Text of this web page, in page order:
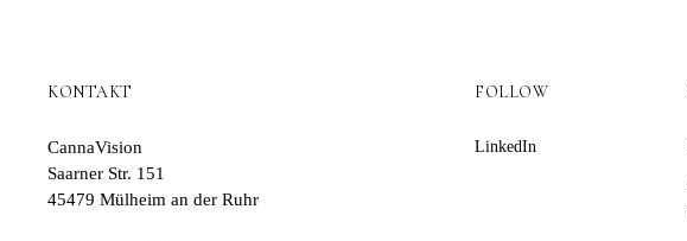
KONTAKT
CannaVision
Saarner Str. 151
45479 Mülheim an der Ruhr
FOLLOW
LinkedIn